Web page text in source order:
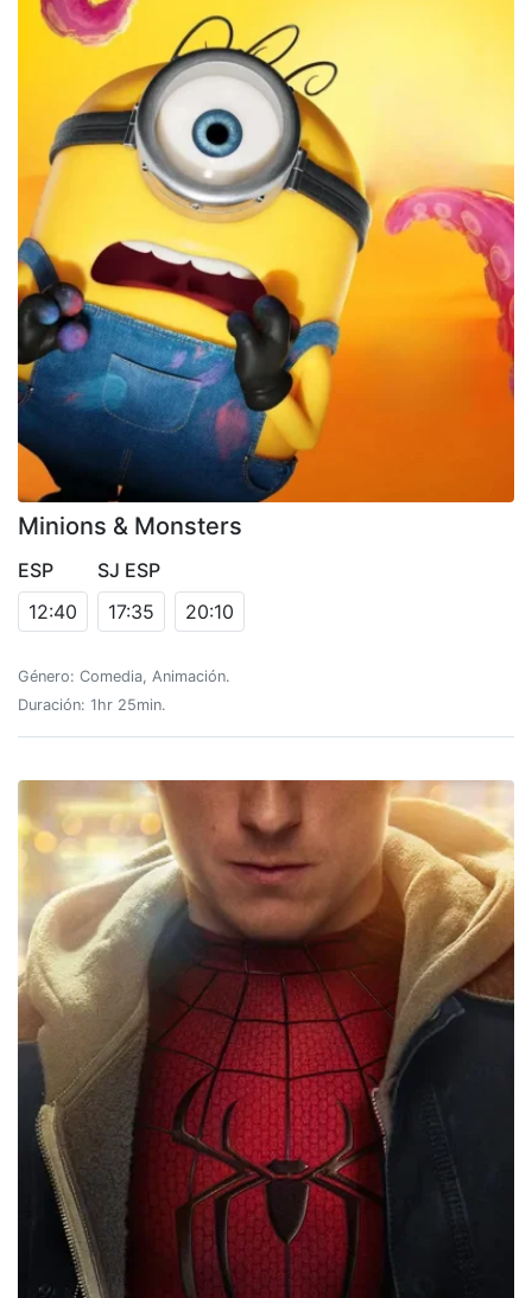
Minions & Monsters
ESP
12:40
SJ ESP
17:35
20:10
Género: Comedia, Animación.
Duración: 1hr 25min.